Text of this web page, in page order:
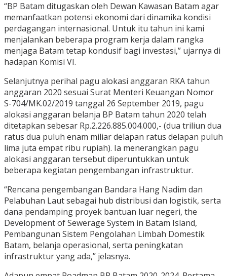
“BP Batam ditugaskan oleh Dewan Kawasan Batam agar
memanfaatkan potensi ekonomi dari dinamika kondisi
perdagangan internasional. Untuk itu tahun ini kami
menjalankan beberapa program kerja dalam rangka
menjaga Batam tetap kondusif bagi investasi,” ujarnya di
hadapan Komisi VI.
Selanjutnya perihal pagu alokasi anggaran RKA tahun
anggaran 2020 sesuai Surat Menteri Keuangan Nomor
S-704/MK.02/2019 tanggal 26 September 2019, pagu
alokasi anggaran belanja BP Batam tahun 2020 telah
ditetapkan sebesar Rp.2.226.885.004.000,- (dua triliun dua
ratus dua puluh enam miliar delapan ratus delapan puluh
lima juta empat ribu rupiah). Ia menerangkan pagu
alokasi anggaran tersebut diperuntukkan untuk
beberapa kegiatan pengembangan infrastruktur.
“Rencana pengembangan Bandara Hang Nadim dan
Pelabuhan Laut sebagai hub distribusi dan logistik, serta
dana pendamping proyek bantuan luar negeri, the
Development of Sewerage System in Batam Island,
Pembangunan Sistem Pengolahan Limbah Domestik
Batam, belanja operasional, serta peningkatan
infrastruktur yang ada,” jelasnya.